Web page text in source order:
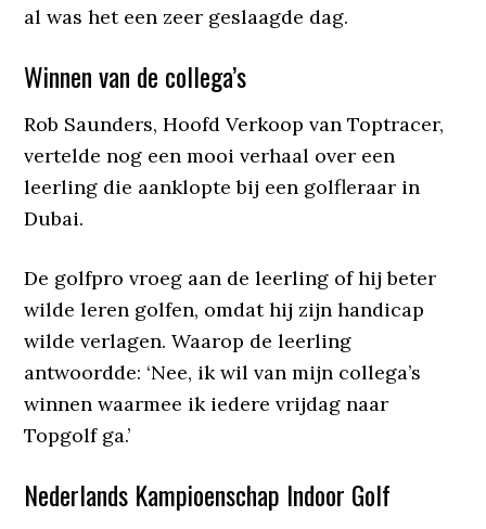
al was het een zeer geslaagde dag.
Winnen van de collega’s
Rob Saunders, Hoofd Verkoop van Toptracer,
vertelde nog een mooi verhaal over een
leerling die aanklopte bij een golfleraar in
Dubai.
De golfpro vroeg aan de leerling of hij beter
wilde leren golfen, omdat hij zijn handicap
wilde verlagen. Waarop de leerling
antwoordde: ‘Nee, ik wil van mijn collega’s
winnen waarmee ik iedere vrijdag naar
Topgolf ga.’
Nederlands Kampioenschap Indoor Golf